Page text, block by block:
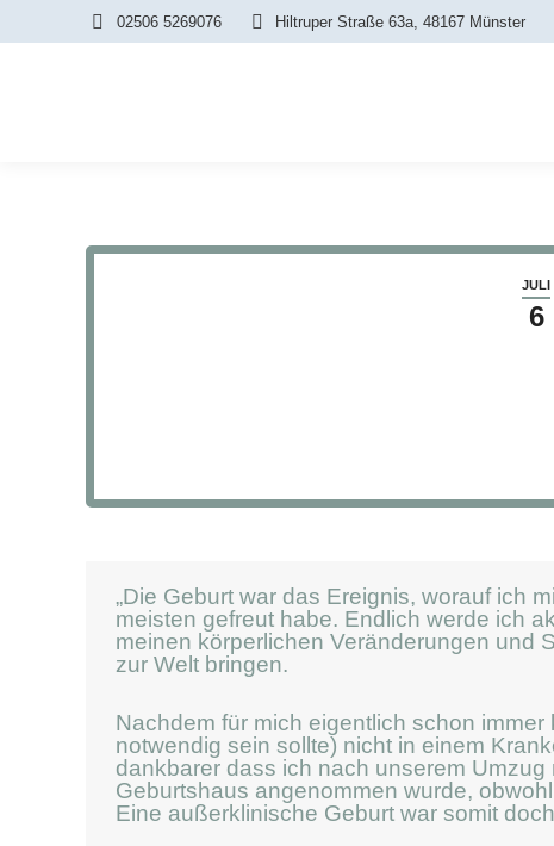
02506 5269076 Hiltruper Straße 63a, 48167 Münster
JULI
6
„Die Geburt war das Ereignis, worauf ich
meisten gefreut habe. Endlich werde ich
meinen körperlichen Veränderungen
zur Welt bringen.
Nachdem für mich eigentlich schon
notwendig sein sollte) nicht in einem
dankbarer dass ich nach unserem
Geburtshaus angenommen wurde,
Eine außerklinische Geburt war somit